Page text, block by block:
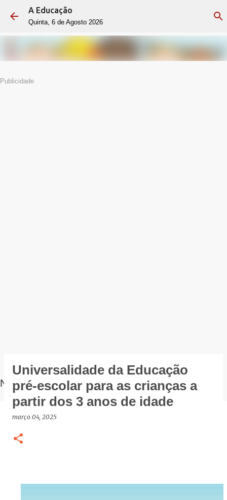
Avançar para o conteúdo principal
A Educação
Quinta, 6 de Agosto 2026
Publicidade
NOTÍCIAS
Universalidade da Educação
pré-escolar para as crianças a
partir dos 3 anos de idade
março 04, 2025